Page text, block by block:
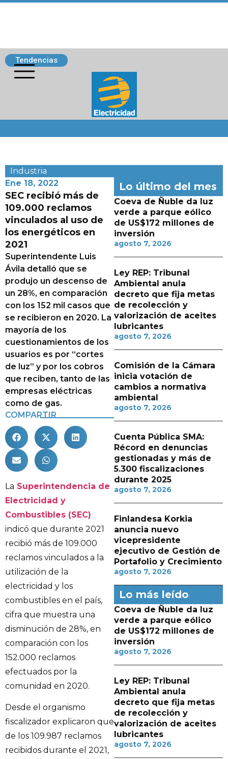
Tendencias
Industria
Ene 18, 2022
SEC recibió más de
109.000 reclamos
vinculados al uso de
los energéticos en
2021
Superintendente Luis
Ávila detalló que se
produjo un descenso de
un 28%, en comparación
con los 152 mil casos que
se recibieron en 2020. La
mayoría de los
cuestionamientos de los
usuarios es por “cortes
de luz” y por los cobros
que reciben, tanto de las
empresas eléctricas
como de gas.
COMPARTIR
La Superintendencia de
Electricidad y
Combustibles (SEC)
indicó que durante 2021
recibió más de 109.000
reclamos vinculados a la
utilización de la
electricidad y los
combustibles en el país,
cifra que muestra una
disminución de 28%, en
comparación con los
152.000 reclamos
efectuados por la
comunidad en 2020.
Desde el organismo
fiscalizador explicaron que
de los 109.987 reclamos
recibidos durante el 2021,
Lo último del mes
Coeva de Ñuble da luz
verde a parque eólico
de US$172 millones de
inversión
agosto 7, 2026
Ley REP: Tribunal
Ambiental anula
decreto que fija metas
de recolección y
valorización de aceites
lubricantes
agosto 7, 2026
Comisión de la Cámara
inicia votación de
cambios a normativa
ambiental
agosto 7, 2026
Cuenta Pública SMA:
Récord en denuncias
gestionadas y más de
5.300 fiscalizaciones
durante 2025
agosto 7, 2026
Finlandesa Korkia
anuncia nuevo
vicepresidente
ejecutivo de Gestión de
Portafolio y Crecimiento
agosto 7, 2026
Lo más leído
Coeva de Ñuble da luz
verde a parque eólico
de US$172 millones de
inversión
agosto 7, 2026
Ley REP: Tribunal
Ambiental anula
decreto que fija metas
de recolección y
valorización de aceites
lubricantes
agosto 7, 2026